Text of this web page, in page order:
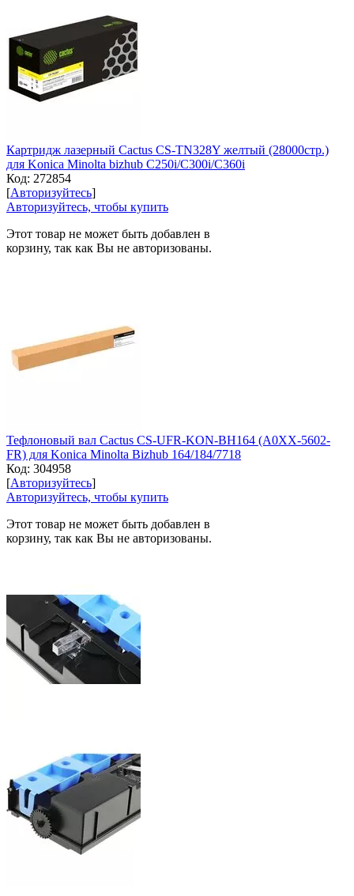
Картридж лазерный Cactus CS-TN328Y желтый (28000стр.)
для Konica Minolta bizhub C250i/C300i/C360i
Код: 272854
[Авторизуйтесь]
Авторизуйтесь, чтобы купить
Этот товар не может быть добавлен в
корзину, так как Вы не авторизованы.
Тефлоновый вал Cactus CS-UFR-KON-BH164 (A0XX-5602-
FR) для Konica Minolta Bizhub 164/184/7718
Код: 304958
[Авторизуйтесь]
Авторизуйтесь, чтобы купить
Этот товар не может быть добавлен в
корзину, так как Вы не авторизованы.